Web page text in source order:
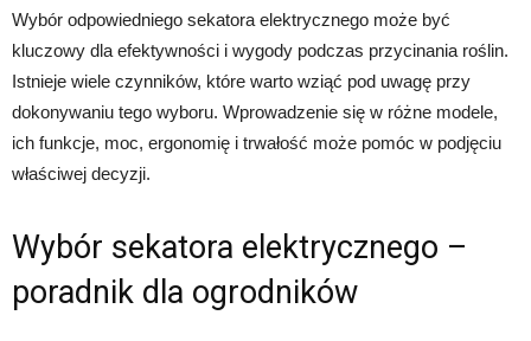
Wybór odpowiedniego sekatora elektrycznego może być
kluczowy dla efektywności i wygody podczas przycinania roślin.
Istnieje wiele czynników, które warto wziąć pod uwagę przy
dokonywaniu tego wyboru. Wprowadzenie się w różne modele,
ich funkcje, moc, ergonomię i trwałość może pomóc w podjęciu
właściwej decyzji.
Wybór sekatora elektrycznego –
poradnik dla ogrodników